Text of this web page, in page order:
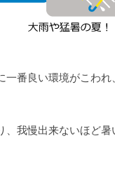
一番良い環境がこわ
、我慢出来ないほど